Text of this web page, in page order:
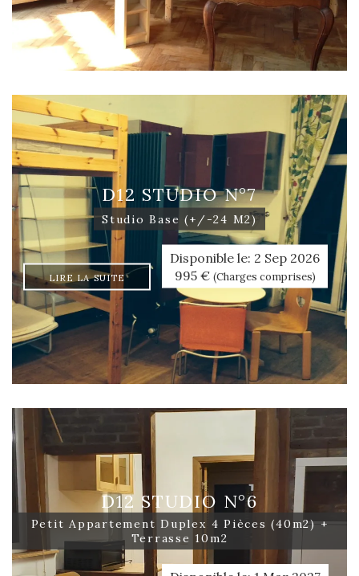
D12 STUDIO N°7
Studio Base (+/-24 M2)
LIRE LA SUITE
Disponible le: 2 Sep 2026
995 € (Charges comprises)
D12 STUDIO N°6
Petit Appartement Duplex 4 Pièces (40m2) +
Terrasse 10m2